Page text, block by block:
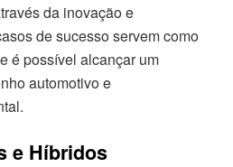
da inovação e
de sucesso servem como
é possível alcançar um
automotivo e
e Híbridos